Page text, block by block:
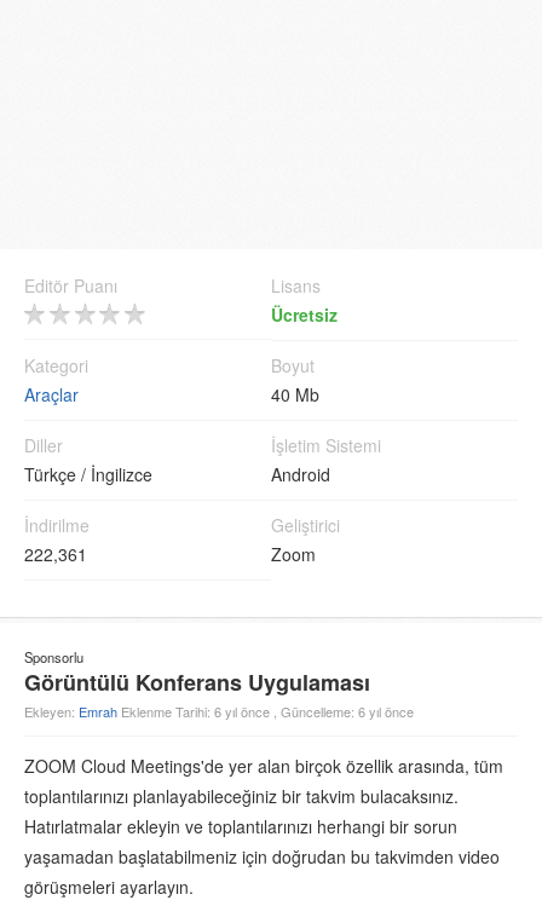
Editör Puanı
Lisans
Ücretsiz
Kategori
Araçlar
Boyut
40 Mb
Diller
Türkçe / İngilizce
İşletim Sistemi
Android
İndirilme
222,361
Geliştirici
Zoom
Sponsorlu
Görüntülü Konferans Uygulaması
Ekleyen: Emrah Eklenme Tarihi: 6 yıl önce , Güncelleme: 6 yıl önce
ZOOM Cloud Meetings'de yer alan birçok özellik arasında, tüm
toplantılarınızı planlayabileceğiniz bir takvim bulacaksınız.
Hatırlatmalar ekleyin ve toplantılarınızı herhangi bir sorun
yaşamadan başlatabilmeniz için doğrudan bu takvimden video
görüşmeleri ayarlayın.